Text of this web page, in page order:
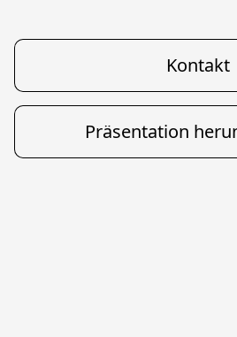
Kontakt
Präsentation